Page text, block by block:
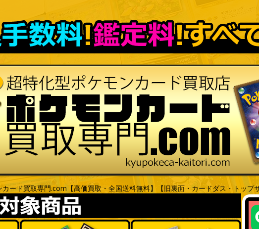
ード買取専門.com【高価買取・全国送料無料】【旧裏面・カードダス・トップ